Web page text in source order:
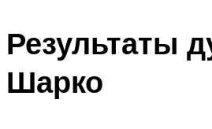
Результаты
Шарко